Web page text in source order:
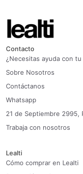
Contacto
¿Necesitas ayuda con tu
Sobre Nosotros
Contáctanos
Whatsapp
21 de Septiembre 2995,
Trabaja con nosotros
Lealti
Cómo comprar en Lealti